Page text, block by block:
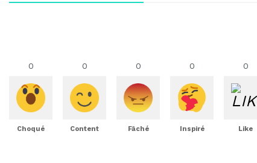
0
Choqué
0
Content
0
Fâché
0
Inspiré
0
Like